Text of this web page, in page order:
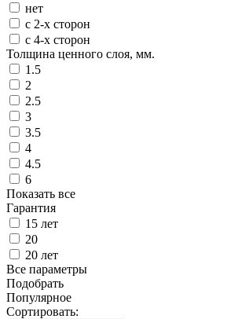
нет
с 2-х сторон
с 4-х сторон
Толщина ценного слоя, мм.
1.5
2
2.5
3
3.5
4
4.5
6
Показать все
Гарантия
15 лет
20
20 лет
Все параметры
Подобрать
Популярное
Сортировать: